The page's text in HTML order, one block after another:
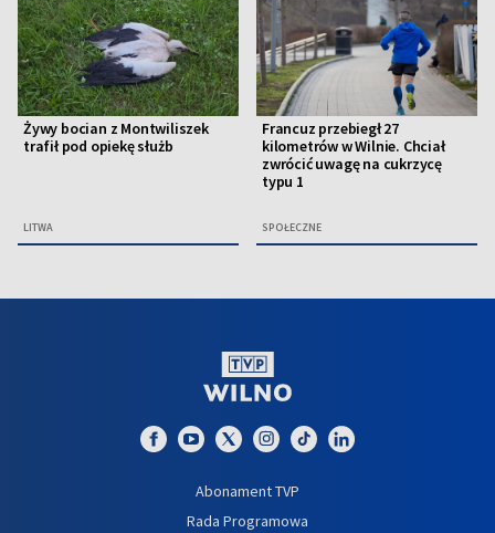
Żywy bocian z Montwiliszek
trafił pod opiekę służb
LITWA
Francuz przebiegł 27
kilometrów w Wilnie. Chciał
zwrócić uwagę na cukrzycę
typu 1
SPOŁECZNE
Abonament TVP
Rada Programowa